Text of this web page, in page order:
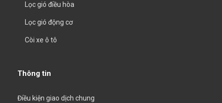
Lọc gió điều hòa
Lọc gió động cơ
Còi xe ô tô
Thông tin
Điều kiện giao dịch chung